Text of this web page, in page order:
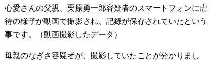
心愛さんの父親、栗原勇一郎容疑者のスマートフォンに虐
待の様子が動画で撮影され、記録が保存されていたという
事です。（動画撮影したデータ）
母親のなぎさ容疑者が、撮影していたことが分かりまし